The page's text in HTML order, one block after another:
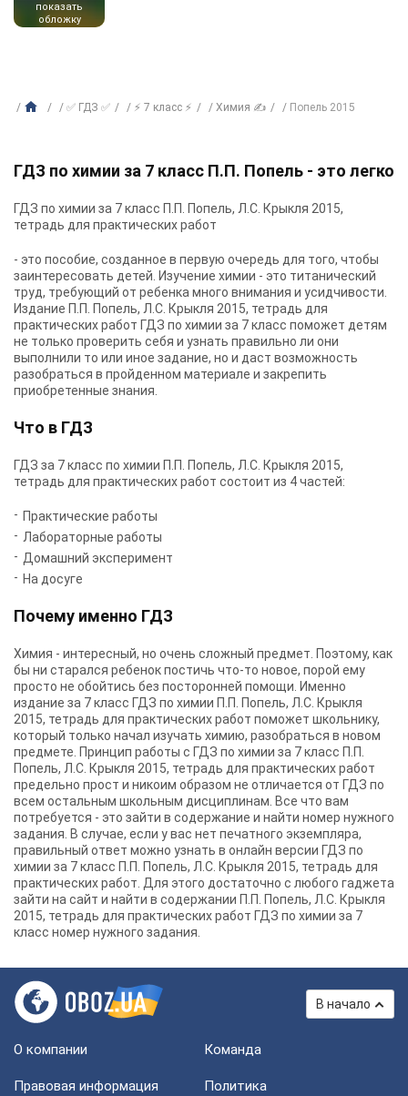
показать
обложку
✅ ГДЗ ✅ ⚡ 7 класс ⚡ Химия ✍ Попель 2015
ГДЗ по химии за 7 класс П.П. Попель - это легко
ГДЗ по химии за 7 класс П.П. Попель, Л.С. Крыкля 2015,
тетрадь для практических работ
- это пособие, созданное в первую очередь для того, чтобы
заинтересовать детей. Изучение химии - это титанический
труд, требующий от ребенка много внимания и усидчивости.
Издание П.П. Попель, Л.С. Крыкля 2015, тетрадь для
практических работ ГДЗ по химии за 7 класс поможет детям
не только проверить себя и узнать правильно ли они
выполнили то или иное задание, но и даст возможность
разобраться в пройденном материале и закрепить
приобретенные знания.
Что в ГДЗ
ГДЗ за 7 класс по химии П.П. Попель, Л.С. Крыкля 2015,
тетрадь для практических работ состоит из 4 частей:
Практические работы
Лабораторные работы
Домашний эксперимент
На досуге
Почему именно ГДЗ
Химия - интересный, но очень сложный предмет. Поэтому, как
бы ни старался ребенок постичь что-то новое, порой ему
просто не обойтись без посторонней помощи. Именно
издание за 7 класс ГДЗ по химии П.П. Попель, Л.С. Крыкля
2015, тетрадь для практических работ поможет школьнику,
который только начал изучать химию, разобраться в новом
предмете. Принцип работы с ГДЗ по химии за 7 класс П.П.
Попель, Л.С. Крыкля 2015, тетрадь для практических работ
предельно прост и никоим образом не отличается от ГДЗ по
всем остальным школьным дисциплинам. Все что вам
потребуется - это зайти в содержание и найти номер нужного
задания. В случае, если у вас нет печатного экземпляра,
правильный ответ можно узнать в онлайн версии ГДЗ по
химии за 7 класс П.П. Попель, Л.С. Крыкля 2015, тетрадь для
практических работ. Для этого достаточно с любого гаджета
зайти на сайт и найти в содержании П.П. Попель, Л.С. Крыкля
2015, тетрадь для практических работ ГДЗ по химии за 7
класс номер нужного задания.
В начало
О компании Команда
Правовая информация
Политика